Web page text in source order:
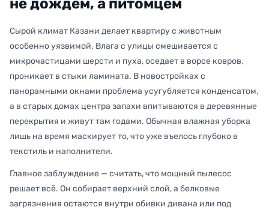
не дождём, а питомцем
Сырой климат Казани делает квартиру с животным
особенно уязвимой. Влага с улицы смешивается с
микрочастицами шерсти и пуха, оседает в ворсе ковров,
проникает в стыки ламината. В новостройках с
панорамными окнами проблема усугубляется конденсатом,
а в старых домах центра запахи впитываются в деревянные
перекрытия и живут там годами. Обычная влажная уборка
лишь на время маскирует то, что уже въелось глубоко в
текстиль и наполнители.
Главное заблуждение — считать, что мощный пылесос
решает всё. Он собирает верхний слой, а белковые
загрязнения остаются внутри обивки дивана или под